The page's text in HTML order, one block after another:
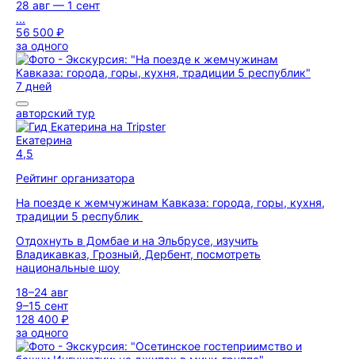
28 авг — 1 сент
...
56 500 ₽
за одного
7 дней
авторский тур
Екатерина
4,5
Рейтинг организатора
На поезде к жемчужинам Кавказа: города, горы, кухня,
традиции 5 республик
Отдохнуть в Домбае и на Эльбрусе, изучить
Владикавказ, Грозный, Дербент, посмотреть
национальные шоу
18–24 авг
9–15 сент
128 400 ₽
за одного